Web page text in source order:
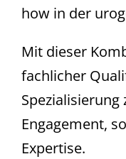
how in der
Mit dieser
fachlicher
Engagement,
Expertise.